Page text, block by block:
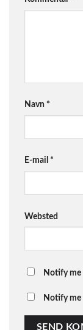
Navn *
E-mail *
Websted
Notify me
Notify me